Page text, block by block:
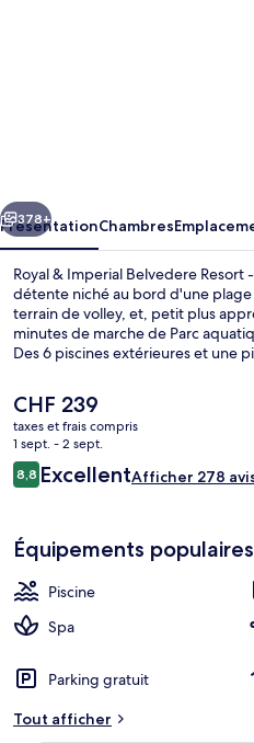
Resort
-
All
inclusive
Suivant
378+
PrésentationChambres
Royal & Imperial Belvedere Resort
détente niché au bord d'une
terrain de volley, et, petit plus
minutes de marche de Parc
Des 6 piscines extérieures et une
dorloter pourront profiter des
enveloppements corporels et des
Minos Main Buffet, l'un des 6
Cuisine internationale et est ouvert
déjeuner et le dîner. Cet
bars en bord de piscine, une
Le
prix
actuel
est
de
CHF 239
taxes et frais compris
1 sept. - 2 sept.
Avis
voyageurs
8,88,8 sur 10
ExcellentAfficher 278
Équipements populaires
Piscine
Spa
Parking gratuit
Tout afficher